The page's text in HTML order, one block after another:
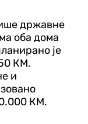
државне
оба дома
је
КМ.
и
КМ.